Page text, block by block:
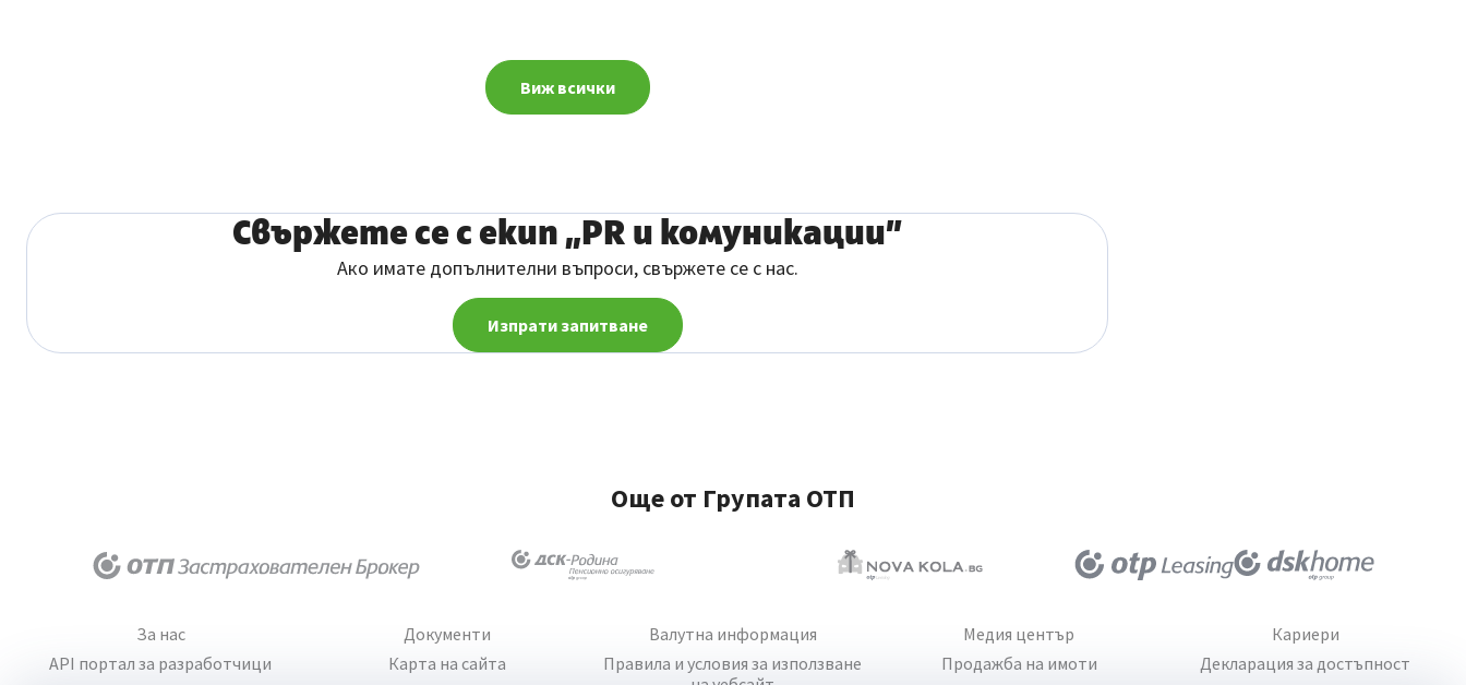
Виж всички
Свържете се с екип „PR и комуникации”
Ако имате допълнителни въпроси, свържете се с нас.
Изпрати запитване
Още от Групата ОТП
За нас
API портал за разработчици
Документи
Карта на сайта
Валутна информация
Правила и условия за използване
Медия център
Продажба на имоти
Кариери
Декларация за достъпност